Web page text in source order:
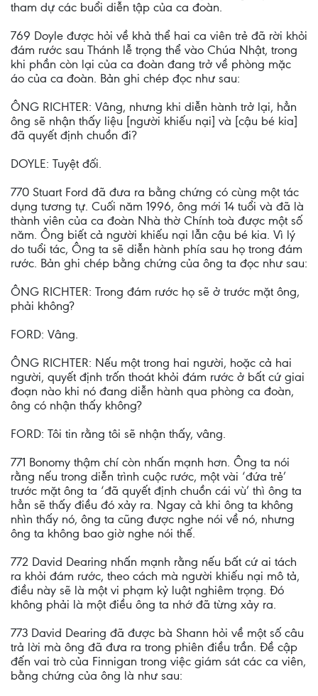
tham dự các buổi diễn tập của ca đoàn.
769 Doyle được hỏi về khả thể hai ca viên trẻ đã rời khỏi
đám rước sau Thánh lễ trọng thể vào Chúa Nhật, trong
khi phần còn lại của ca đoàn đang trở về phòng mặc
áo của ca đoàn. Bản ghi chép đọc như sau:
ÔNG RICHTER: Vâng, nhưng khi diễn hành trở lại, hẳn
ông sẽ nhận thấy liệu [người khiếu nại] và [cậu bé kia]
đã quyết định chuồn đi?
DOYLE: Tuyệt đối.
770 Stuart Ford đã đưa ra bằng chứng có cùng một tác
dụng tương tự. Cuối năm 1996, ông mới 14 tuổi và đã là
thành viên của ca đoàn Nhà thờ Chính toà được một số
năm. Ông biết cả người khiếu nại lẫn cậu bé kia. Vì lý
do tuổi tác, Ông ta sẽ diễn hành phía sau họ trong đám
rước. Bản ghi chép bằng chứng của ông ta đọc như sau:
ÔNG RICHTER: Trong đám rước họ sẽ ở trước mặt ông,
phải không?
FORD: Vâng.
ÔNG RICHTER: Nếu một trong hai người, hoặc cả hai
người, quyết định trốn thoát khỏi đám rước ở bất cứ giai
đoạn nào khi nó đang diễn hành qua phòng ca đoàn,
ông có nhận thấy không?
FORD: Tôi tin rằng tôi sẽ nhận thấy, vâng.
771 Bonomy thậm chí còn nhấn mạnh hơn. Ông ta nói
rằng nếu trong diễn trình cuộc rước, một vài ‘đứa trẻ’
trước mặt ông ta ‘đã quyết định chuồn cái vù’ thì ông ta
hẳn sẽ thấy điều đó xảy ra. Ngay cả khi ông ta không
nhìn thấy nó, ông ta cũng được nghe nói về nó, nhưng
ông ta không bao giờ nghe nói thế.
772 David Dearing nhấn mạnh rằng nếu bất cứ ai tách
ra khỏi đám rước, theo cách mà người khiếu nại mô tả,
điều này sẽ là một vi phạm kỷ luật nghiêm trọng. Đó
không phải là một điều ông ta nhớ đã từng xảy ra.
773 David Dearing đã được bà Shann hỏi về một số câu
trả lời mà ông đã đưa ra trong phiên điều trần. Đề cập
đến vai trò của Finnigan trong việc giám sát các ca viên,
bằng chứng của ông là như sau: